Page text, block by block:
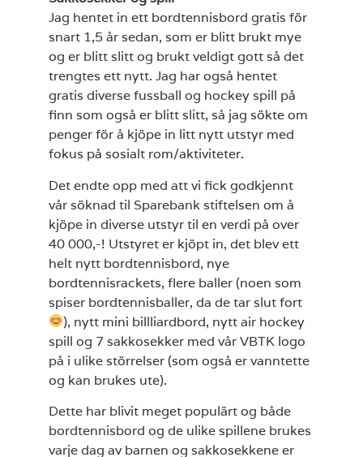
Jag hentet in ett bordtennisbord gratis för
snart 1,5 år sedan, som er blitt brukt mye
og er blitt slitt og brukt veldigt gott så det
trengtes ett nytt. Jag har også hentet
gratis diverse fussball og hockey spill på
finn som også er blitt slitt, så jag sökte om
penger för å kjöpe in litt nytt utstyr med
fokus på sosialt rom/aktiviteter.
Det endte opp med att vi fick godkjennt
vår söknad til Sparebank stiftelsen om å
kjöpe in diverse utstyr til en verdi på over
40 000,-! Utstyret er kjöpt in, det blev ett
helt nytt bordtennisbord, nye
bordtennisrackets, flere baller (noen som
spiser bordtennisballer, da de tar slut fort
), nytt mini billliardbord, nytt air hockey
spill og 7 sakkosekker med vår VBTK logo
på i ulike störrelser (som også er vanntette
og kan brukes ute).
Dette har blivit meget populärt og både
bordtennisbord og de ulike spillene brukes
varje dag av barnen og sakkosekkene er